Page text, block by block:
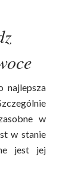
najlepsza
w
w stanie
jest jej
I